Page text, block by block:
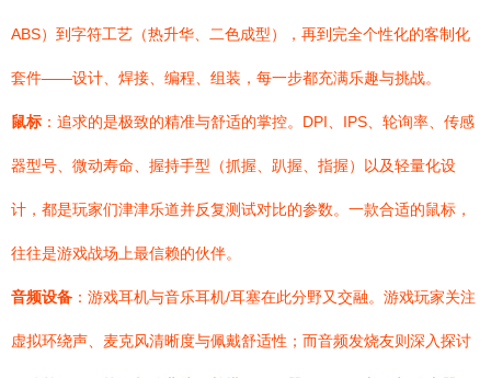
ABS）到字符工艺（热升华、二色成型），再到完全个性化的客制化
套件——设计、焊接、编程、组装，每一步都充满乐趣与挑战。
鼠标 ：追求的是极致的精准与舒适的掌控。DPI、IPS、轮询率、传感
器型号、微动寿命、握持手型（抓握、趴握、指握）以及轻量化设
计，都是玩家们津津乐道并反复测试对比的参数。一款合适的鼠标，
往往是游戏战场上最信赖的伙伴。
音频设备 ：游戏耳机与音乐耳机/耳塞在此分野又交融。游戏玩家关注
虚拟环绕声、麦克风清晰度与佩戴舒适性；而音频发烧友则深入探讨